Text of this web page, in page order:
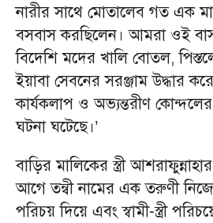
নারীর সাথে মোতালেব গত এক
বসবাস করছিলেন। আমরা ওই
বিদেশি মদের খালি বোতল,
ইয়াবা সেবনের সরঞ্জাম উদ্ধার
কার্যকলাপ ও অভ্যন্তরীণ
ঘটনা ঘটেছে।’
বাড়ির মালিকের স্ত্রী
আগে তন্বী নামের এক তরুণী
পরিচয় দিয়ে এবং স্বামী-স্ত্রী